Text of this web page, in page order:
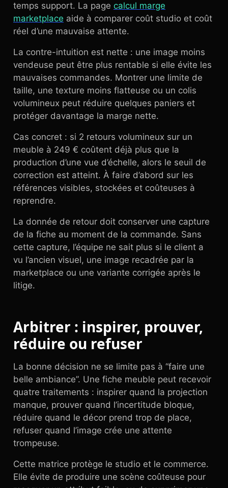
temps support. La page calcul marge
marketplace aide à comparer coût studio et coût
réel d’une mauvaise attente.
La contre-intuition est nette : une image moins
vendeuse peut être plus rentable si elle évite les
mauvaises commandes. Montrer une limite de
taille, une texture moins flatteuse ou un colis
volumineux peut réduire quelques paniers et
protéger davantage la marge nette.
Cas concret : si 2 retours volumineux sur un
meuble à 249 € coûtent déjà plus que la
production d’une vue d’échelle, alors le seuil de
correction est atteint. À faire d’abord sur les
références visibles, stockées et coûteuses à
reprendre.
La donnée de retour doit conserver une capture
de la fiche au moment de la commande. Sans
cette capture, l’équipe ne sait plus si le client a
vu l’ancien visuel, une image recadrée par la
marketplace ou une variante corrigée après le
litige.
Arbitrer : inspirer, prouver,
réduire ou refuser
La bonne décision ne se limite pas à “faire une
belle ambiance”. Une fiche meuble peut recevoir
quatre traitements : inspirer quand la projection
manque, prouver quand l’incertitude bloque,
réduire quand le décor prend trop de place,
refuser quand l’image crée une attente
trompeuse.
Cette matrice protège le studio et le commerce.
Elle évite de produire une scène coûteuse pour